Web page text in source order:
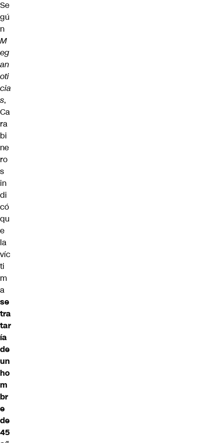
Se
gú
n
M
eg
an
oti
cia
s,
Ca
ra
bi
ne
ro
s
in
di
có
qu
e
la
víc
ti
m
a
se
tra
tar
ía
de
un
ho
m
br
e
de
45